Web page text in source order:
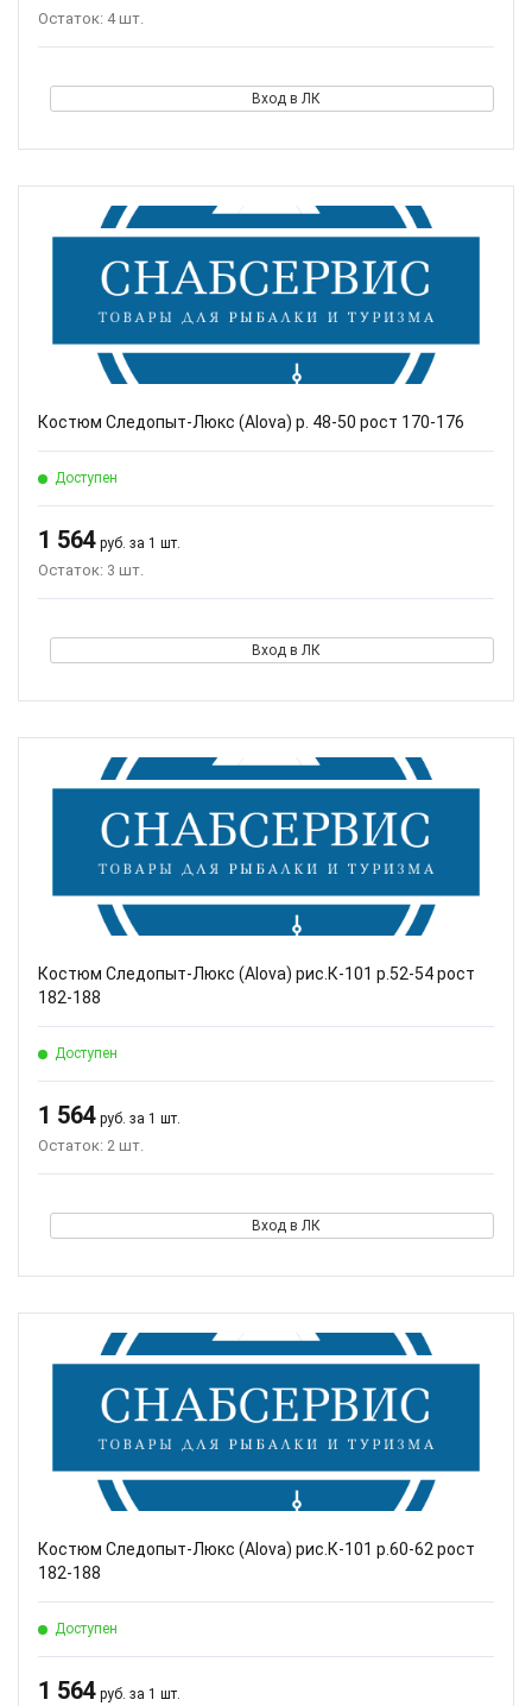
Остаток: 4 шт.
Вход в ЛК
Костюм Следопыт-Люкс (Alova) р. 48-50 рост 170-176
Доступен
1 564 руб. за 1 шт.
Остаток: 3 шт.
Вход в ЛК
Костюм Следопыт-Люкс (Alova) рис.К-101 р.52-54 рост
182-188
Доступен
1 564 руб. за 1 шт.
Остаток: 2 шт.
Вход в ЛК
Костюм Следопыт-Люкс (Alova) рис.К-101 р.60-62 рост
182-188
Доступен
1 564 руб. за 1 шт.